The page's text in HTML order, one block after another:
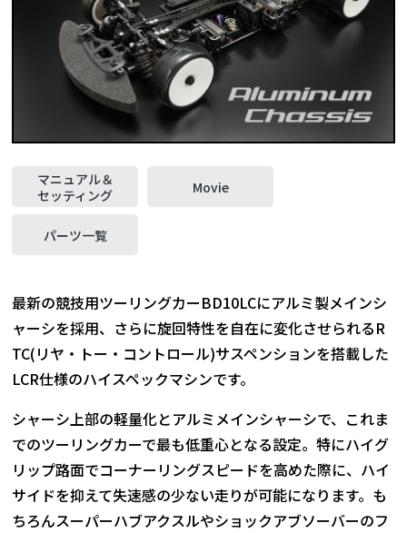
マニュアル＆
セッティング
Movie
パーツ一覧
最新の競技用ツーリングカーBD10LCにアルミ製メインシ
ャーシを採用、さらに旋回特性を自在に変化させられるR
TC(リヤ・トー・コントロール)サスペンションを搭載した
LCR仕様のハイスペックマシンです。
シャーシ上部の軽量化とアルミメインシャーシで、これま
でのツーリングカーで最も低重心となる設定。特にハイグ
リップ路面でコーナーリングスピードを高めた際に、ハイ
サイドを抑えて失速感の少ない走りが可能になります。も
ちろんスーパーハブアクスルやショックアブソーバーのフ